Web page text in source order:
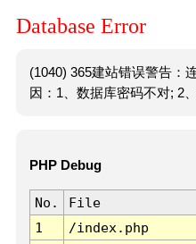
Database Error
(1040) 365建站错误警告：
因：1、数据库密码不对; 2
PHP Debug
No. File
1
/index.php